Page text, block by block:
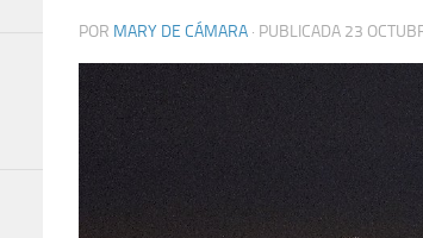
POR MARY DE CÁMARA · PUBLICADA 23